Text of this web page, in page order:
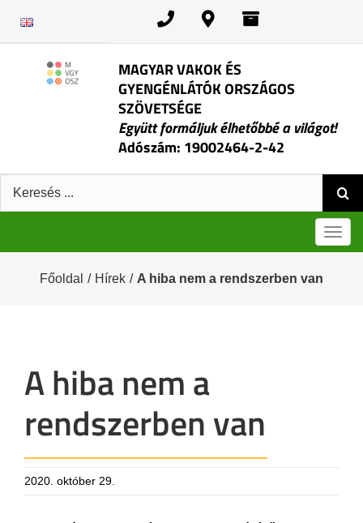
MAGYAR VAKOK ÉS
GYENGÉNLÁTÓK ORSZÁGOS
SZÖVETSÉGE
Együtt formáljuk élhetőbbé a világot!
Adószám: 19002464-2-42
Keresés:
Főoldal / Hírek / A hiba nem a rendszerben van
A hiba nem a
rendszerben van
2020. október 29.